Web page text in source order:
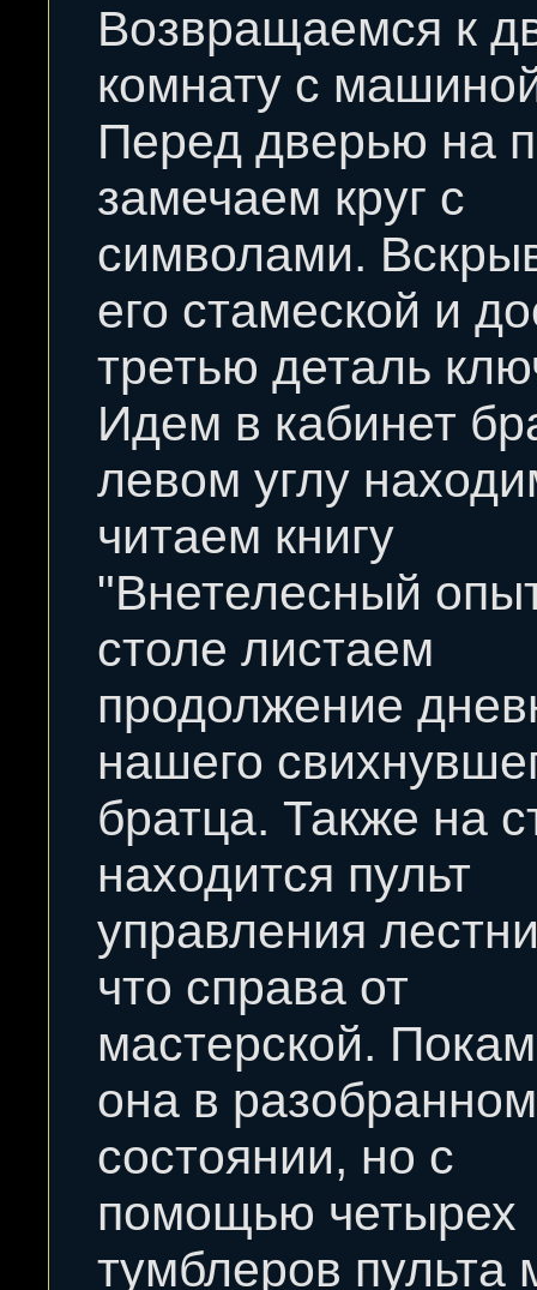
Возвращаемся к
комнату с
Перед дверью на
замечаем круг с
символами.
его стамеской и
третью деталь
Идем в кабинет
левом углу
читаем книгу
"Внетелесный
столе листаем
продолжение
нашего
братца. Также на
находится пульт
управления
что справа от
мастерской.
она в разобранном
состоянии, но с
помощью четырех
тумблеров пульта